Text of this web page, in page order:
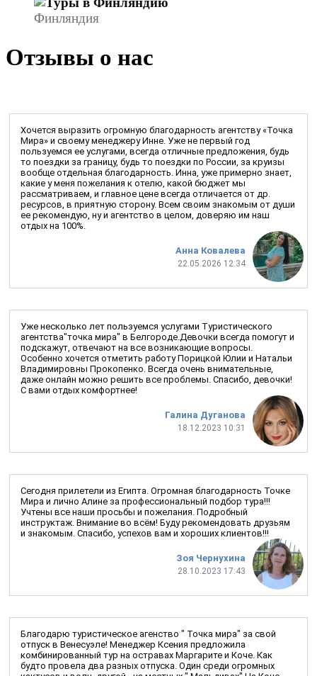
Финляндия
Отзывы о нас
Анна Ковалева
22.05.2026 12:34
Хочется выразить огромную благодарность агентству «Точка
Мира» и своему менеджеру Инне. Уже не первый год
пользуемся ее услугами, всегда отличные предложения, будь
то поездки за границу, будь то поездки по России, за круизы
вообще отдельная благодарность. Инна, уже примерно знает,
какие у меня пожелания к отелю, какой бюджет мы
рассматриваем, и главное цене всегда отличается от др.
ресурсов, в приятную сторону. Всем своим знакомым от души
ее рекомендую, ну и агентство в целом, доверяю им наш
отдых на 100%.
Галина Дуганова
18.12.2023 10:31
Уже несколько лет пользуемся услугами Туристического
агентства"точка мира" в Белгороде.Девочки всегда помогут и
подскажут, отвечают на все возникающие вопросы.
Особенно хочется отметить работу Порицкой Юлии и Натальи
Владимировны Прокопенко. Всегда очень внимательные,
даже онлайн можно решить все проблемы. Спасибо, девочки!
С вами отдых комфортнее!
Зоя Чернухина
28.10.2023 17:43
Сегодня прилетели из Египта. Огромная благодарность Точке
Мира и лично Алине за профессиональный подбор тура!!!
Учтены все наши просьбы и пожелания. Подробный
инструктаж. Внимание во всём! Буду рекомендовать друзьям
и знакомым. Спасибо, успехов вам и хороших клиентов!!!
Благодарю туристическое агенство " Точка мира" за свой
отпуск в Венесуэле! Менеджер Ксения предложила
комбинированный тур на остравах Маргарите и Коче. Как
будто провела два разных отпуска. Один среди огромных